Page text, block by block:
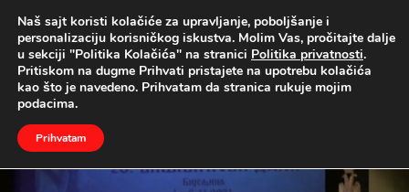
UŽIVO
Naslovna Vesti Republika Srpska
Naš sajt koristi kolačiće za upravljanje, poboljšanje i
personalizaciju korisničkog iskustva. Molim Vas, pročitajte dalje
u sekciji "Politika Kolačića" na stranici Politika privatnosti.
Pritiskom na dugme Prihvati pristajete na upotrebu kolačića
kao što je navedeno. Prihvatam da stranica rukuje mojim
podacima.
Prihvatam